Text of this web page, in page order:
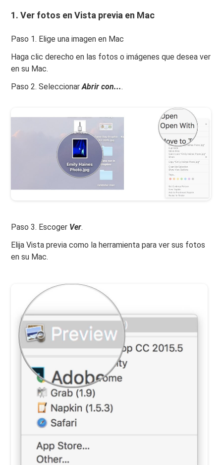
1.Ver fotos en Vista previa en Mac
Paso 1. Elige una imagen en Mac
Haga clic derecho en las fotos o imágenes que desea ver
en su Mac.
Paso 2. SeleccionarAbrir con....
Paso 3. Escoger Ver.
Elija Vista previa como la herramienta para ver sus fotos
en su Mac.